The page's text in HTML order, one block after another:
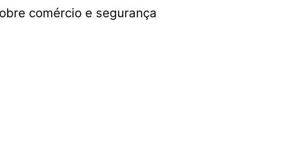
comércio e segurança